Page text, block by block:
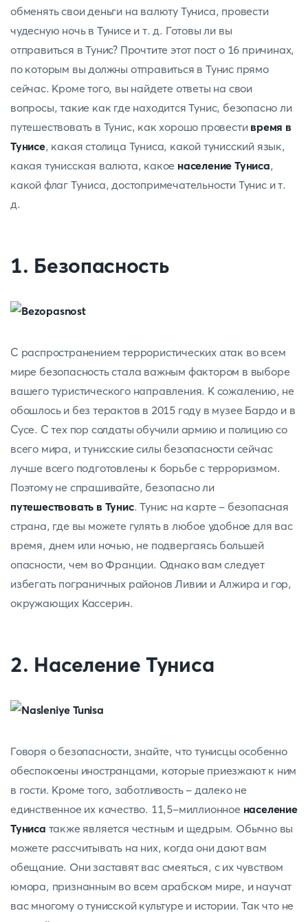
обменять свои деньги на валюту Туниса, провести
чудесную ночь в Тунисе и т. д. Готовы ли вы
отправиться в Тунис? Прочтите этот пост о 16 причинах,
по которым вы должны отправиться в Тунис прямо
сейчас. Кроме того, вы найдете ответы на свои
вопросы, такие как где находится Тунис, безопасно ли
путешествовать в Тунис, как хорошо провестивремя в
Тунисе, какая столица Туниса, какой тунисский язык,
какая тунисская валюта, какое население Туниса,
какой флаг Туниса, достопримечательности Тунис и т.
д.
1. Безопасность
С распространением террористических атак во всем
мире безопасность стала важным фактором в выборе
вашего туристического направления. К сожалению, не
обошлось и без терактов в 2015 году в музее Бардо и в
Сусе. С тех пор солдаты обучили армию и полицию со
всего мира, и тунисские силы безопасности сейчас
лучше всего подготовлены к борьбе с терроризмом.
Поэтому не спрашивайте, безопасно ли
путешествовать в Тунис. Тунис на карте - безопасная
страна, где вы можете гулять в любое удобное для вас
время, днем или ночью, не подвергаясь большей
опасности, чем во Франции. Однако вам следует
избегать пограничных районов Ливии и Алжира и гор,
окружающих Кассерин.
2. Население Туниса
Говоря о безопасности, знайте, что тунисцы особенно
обеспокоены иностранцами, которые приезжают к ним
в гости. Кроме того, заботливость - далеко не
единственное их качество. 11,5-миллионное население
Туниса также является честным и щедрым. Обычно вы
можете рассчитывать на них, когда они дают вам
обещание. Они заставят вас смеяться, с их чувством
юмора, признанным во всем арабском мире, и научат
вас многому о тунисской культуре и истории. Так что не